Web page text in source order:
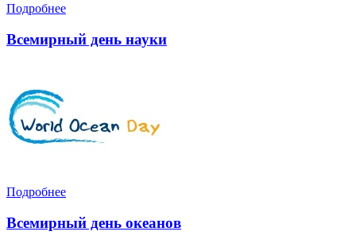
Подробнее
Всемирный день науки
Подробнее
Всемирный день океанов